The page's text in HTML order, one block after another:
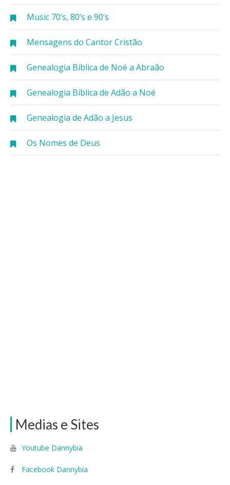
Music 70’s, 80’s e 90’s
Mensagens do Cantor Cristão
Genealogia Bíblica de Noé a Abraão
Genealogia Bíblica de Adão a Noé
Genealogia de Adão a Jesus
Os Nomes de Deus
Medias e Sites
Youtube Dannybia
Facebook Dannybia